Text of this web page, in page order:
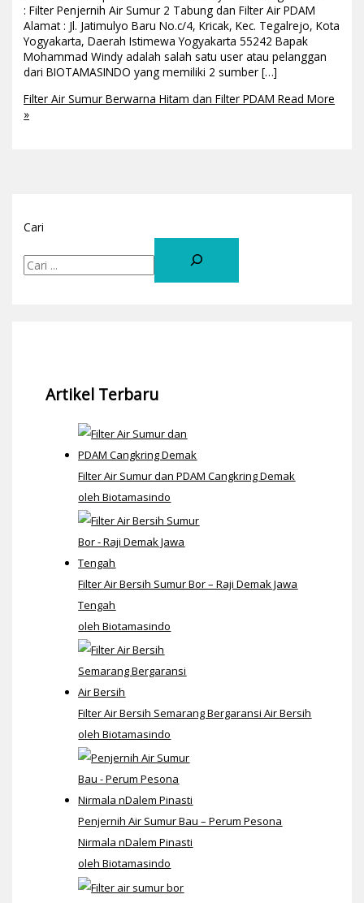
: Filter Penjernih Air Sumur 2 Tabung dan Filter Air PDAM
Alamat : Jl. Jatimulyo Baru No.c/4, Kricak, Kec. Tegalrejo, Kota
Yogyakarta, Daerah Istimewa Yogyakarta 55242 Bapak
Mohammad Windy adalah salah satu user atau pelanggan
dari BIOTAMASINDO yang memiliki 2 sumber […]
Filter Air Sumur Berwarna Hitam dan Filter PDAM Read More
»
Cari
Artikel Terbaru
Filter Air Sumur dan PDAM Cangkring Demak
oleh Biotamasindo
Filter Air Bersih Sumur Bor – Raji Demak Jawa
Tengah
oleh Biotamasindo
Filter Air Bersih Semarang Bergaransi Air Bersih
oleh Biotamasindo
Penjernih Air Sumur Bau – Perum Pesona
Nirmala nDalem Pinasti
oleh Biotamasindo